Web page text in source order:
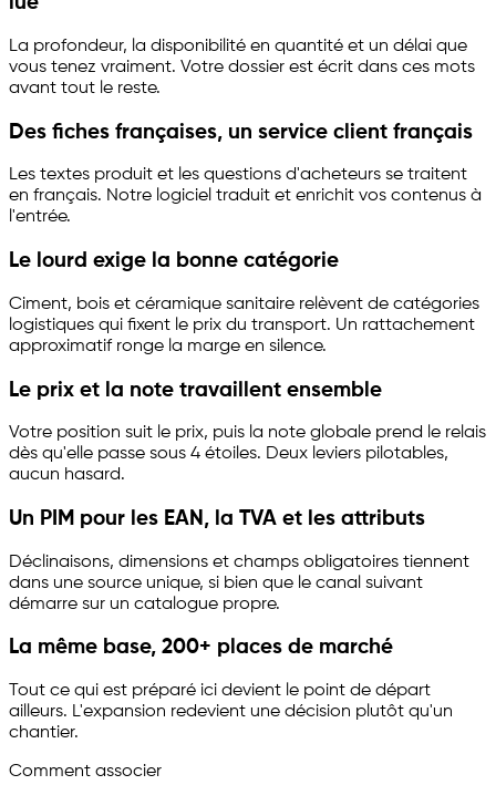
La profondeur, la disponibilité en quantité et un délai que
vous tenez vraiment. Votre dossier est écrit dans ces mots
avant tout le reste.
Des fiches françaises, un service client français
Les textes produit et les questions d'acheteurs se traitent
en français. Notre logiciel traduit et enrichit vos contenus à
l'entrée.
Le lourd exige la bonne catégorie
Ciment, bois et céramique sanitaire relèvent de catégories
logistiques qui fixent le prix du transport. Un rattachement
approximatif ronge la marge en silence.
Le prix et la note travaillent ensemble
Votre position suit le prix, puis la note globale prend le relais
dès qu'elle passe sous 4 étoiles. Deux leviers pilotables,
aucun hasard.
Un PIM pour les EAN, la TVA et les attributs
Déclinaisons, dimensions et champs obligatoires tiennent
dans une source unique, si bien que le canal suivant
démarre sur un catalogue propre.
La même base, 200+ places de marché
Tout ce qui est préparé ici devient le point de départ
ailleurs. L'expansion redevient une décision plutôt qu'un
chantier.
Comment associer